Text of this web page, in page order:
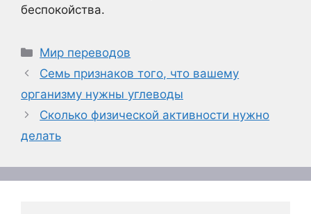
беспокойства.
Рубрики
Мир переводов
Семь признаков того, что вашему
организму нужны углеводы
Сколько физической активности нужно
делать